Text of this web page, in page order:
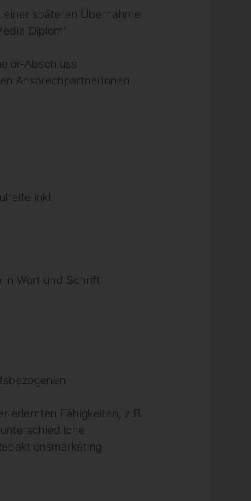
späteren Übernahme
Diplom"
Abschluss
AnsprechpartnerInnen
inkl.
in Wort und Schrift
erlernten Fähigkeiten, z.B.